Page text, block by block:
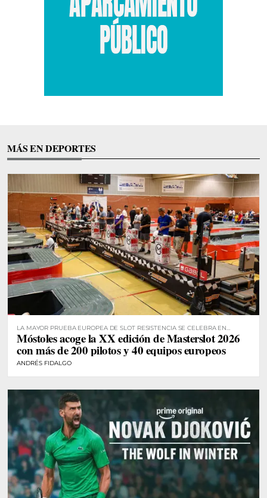
MÁS EN DEPORTES
LA MAYOR PRUEBA EUROPEA DE SLOT RESISTENCIA SE CELEBRA EN
MÓSTOLES
Móstoles acoge la XX edición de Masterslot 2026
con más de 200 pilotos y 40 equipos europeos
ANDRÉS FIDALGO